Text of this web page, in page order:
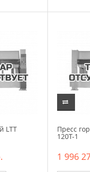
LTT Пресс
120T-1
1 996